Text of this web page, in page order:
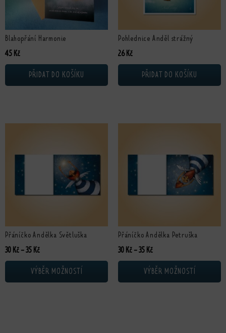
Blahopřání Harmonie
45 Kč
PŘIDAT DO KOŠÍKU
Pohlednice Anděl strážný
26Kč
PŘIDAT DO KOŠÍKU
Přáníčko Andělka Světluška
30 Kč –35 KčRozpětí cen: 30 Kč až 35 Kč
VÝBĚR MOŽNOSTÍ
Přáníčko Andělka Petruška
30 Kč –35 KčRozpětí cen: 30 Kč až 35 Kč
VÝBĚR MOŽNOSTÍ